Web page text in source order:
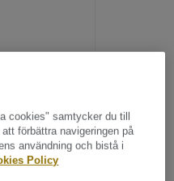
cookies" samtycker du till
förbättra navigeringen på
användning och bistå i
Policy